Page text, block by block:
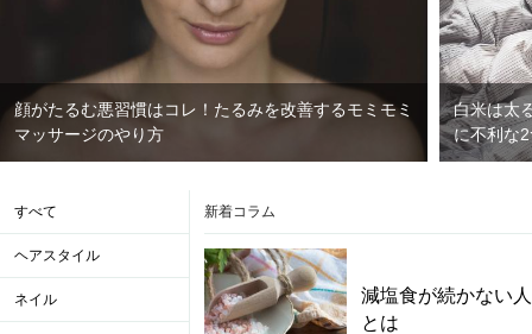
顔がたるむ悪習慣はコレ！たるみを改善するモミモミ
マッサージのやり方
白米は太
に不利な
すべて
ヘアスタイル
ネイル
新着コラム
減塩食が続かない
とは